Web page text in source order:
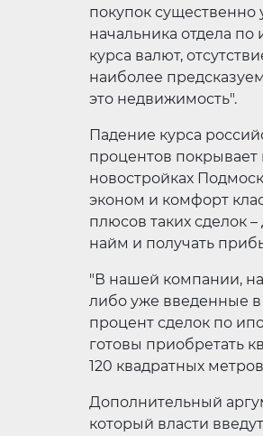
покупок существенно
начальника отдела
курса валют,
наиболее
это недвижимость".
Падение курса
процентов
новостройках
эконом и комфорт
плюсов таких сделок
найм и получать
"В нашей компании,
либо уже введенные в
процент сделок по
готовы приобретать
120 квадратных
Дополнительный
который власти